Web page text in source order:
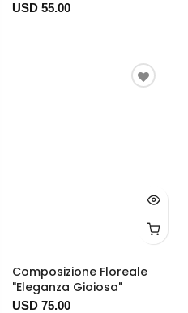
USD 55.00
Composizione Floreale
"Eleganza Gioiosa"
USD 75.00